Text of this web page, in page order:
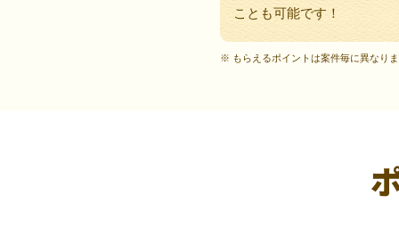
ことも可能です！
※ もらえるポイントは案件毎に異なり